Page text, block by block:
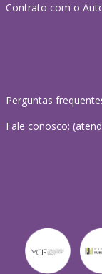
Contrato com o
Perguntas
Fale conosco: